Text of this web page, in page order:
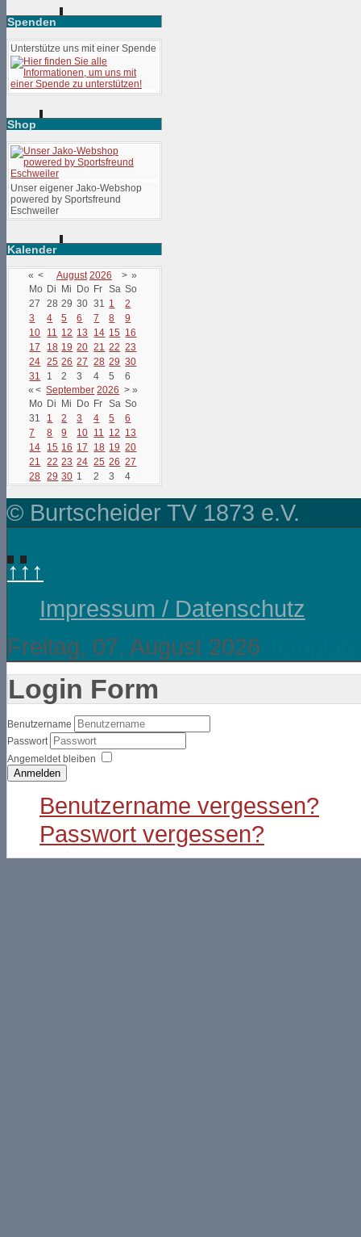
Spenden
Unterstütze uns mit einer Spende
Shop
Unser eigener Jako-Webshop
powered by Sportsfreund
Eschweiler
Kalender
« < August 2026 > »
Mo Di Mi Do Fr Sa So
27
28 29 30 31 1
2
3
4 5 6 7 8
9
10
11 12 13 14 15 16
17
18 19 20 21 22 23
24 25 26 27 28 29 30
31
1 2 3 4 5
6
« < September 2026 > »
Mo Di Mi Do Fr Sa So
31
1 2 3 4 5
6
7
8 9 10 11 12 13
14
15 16 17 18 19 20
21
22 23 24 25 26 27
28 29 30 1 2 3 4
© Burtscheider TV 1873 e.V.
↑↑↑
Impressum / Datenschutz
Freitag, 07. August 2026
Login Form
Benutzername
Passwort
Angemeldet bleiben
Anmelden
Benutzername vergessen?
Passwort vergessen?